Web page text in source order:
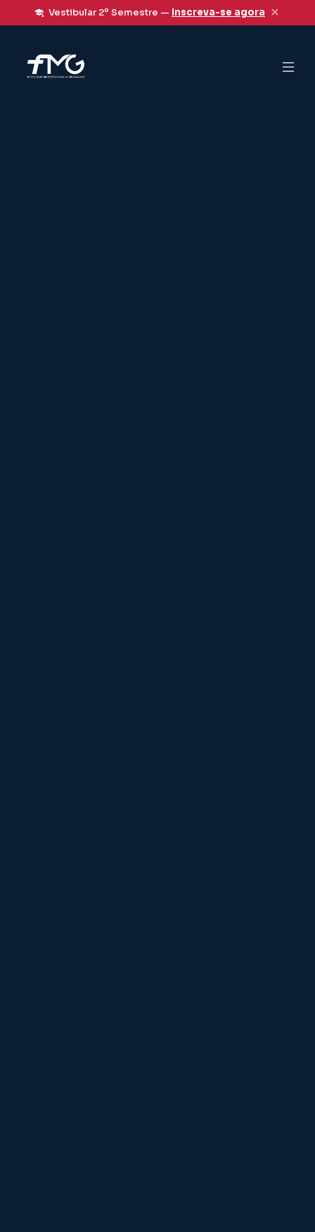
Vestibular 2º Semestre — Inscreva-se agora ×